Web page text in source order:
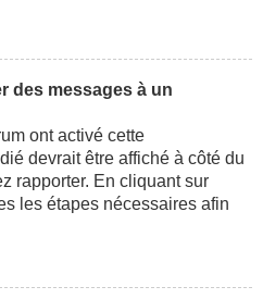
des messages à un
ont activé cette
devrait être affiché à côté du
rapporter. En cliquant sur
les étapes nécessaires afin